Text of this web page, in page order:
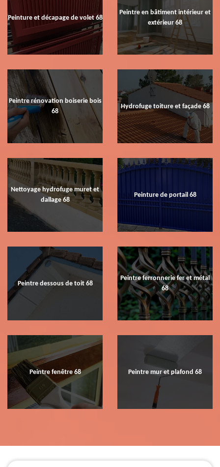
Peinture et décapage de volet 68
Peintre en bâtiment intérieur et
extérieur 68
Peintre rénovation boiserie bois
68
Hydrofuge toiture et façade 68
Nettoyage hydrofuge muret et
dallage 68
Peinture de portail 68
Peintre dessous de toit 68
Peintre ferronnerie fer et métal
68
Peintre fenêtre 68 Peintre mur et plafond 68